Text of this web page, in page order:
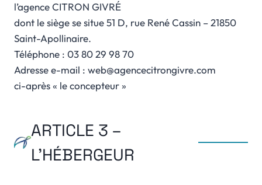
l’agence CITRON GIVRÉ
dont le siège se situe 51 D, rue René Cassin – 21850
Saint-Apollinaire.
Téléphone : 03 80 29 98 70
Adresse e-mail : web@agencecitrongivre.com
ci-après « le concepteur »
ARTICLE 3 –
L’HÉBERGEUR